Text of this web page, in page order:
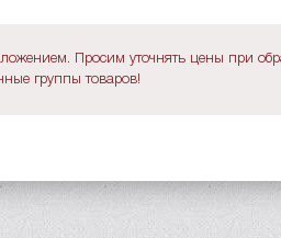
Просим уточнять цены при
группы товаров!